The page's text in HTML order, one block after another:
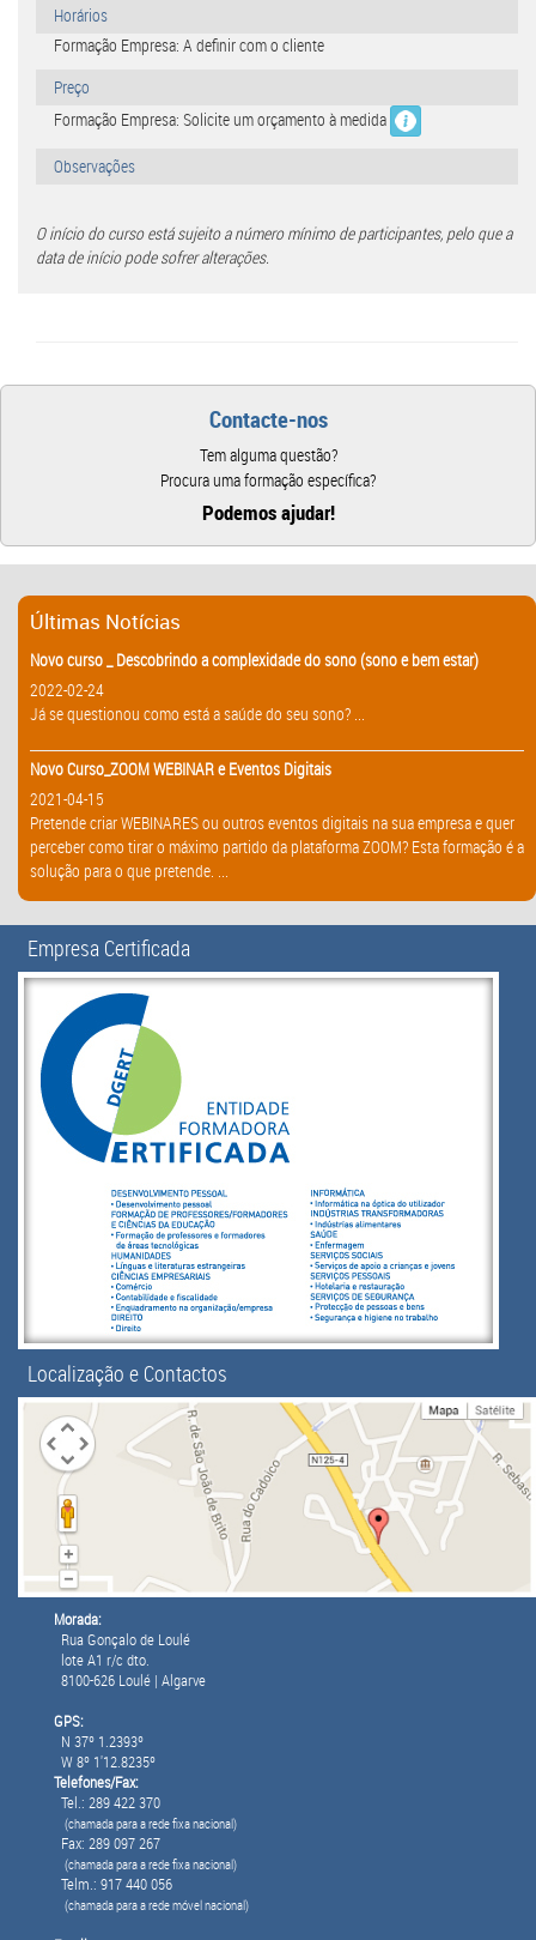
Horários
Formação Empresa: A definir com o cliente
Preço
Formação Empresa: Solicite um orçamento à medida
Observações
O início do curso está sujeito a número mínimo de participantes, pelo que a
data de início pode sofrer alterações.
Contacte-nos
Tem alguma questão?
Procura uma formação específica?
Podemos ajudar!
Últimas Notícias
Novo curso _ Descobrindo a complexidade do sono (sono e bem estar)
2022-02-24
Já se questionou como está a saúde do seu sono? ...
Novo Curso_ZOOM WEBINAR e Eventos Digitais
2021-04-15
Pretende criar WEBINARES ou outros eventos digitais na sua empresa e quer
perceber como tirar o máximo partido da plataforma ZOOM? Esta formação é a
solução para o que pretende. ...
Empresa Certificada
Localização e Contactos
Morada:
Rua Gonçalo de Loulé
lote A1 r/c dto.
8100-626 Loulé | Algarve
GPS:
N 37º 1.2393º
W 8º 1'12.8235º
Telefones/Fax:
Tel.: 289 422 370
(chamada para a rede fixa nacional)
Fax: 289 097 267
(chamada para a rede fixa nacional)
Telm.: 917 440 056
(chamada para a rede móvel nacional)